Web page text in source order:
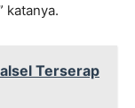
katanya.
Terserap